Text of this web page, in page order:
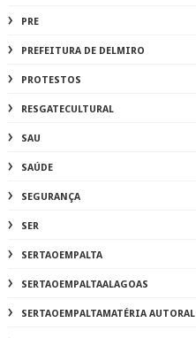
PRE
PREFEITURA DE DELMIRO
PROTESTOS
RESGATECULTURAL
SAU
SAÚDE
SEGURANÇA
SER
SERTAOEMPALTA
SERTAOEMPALTAALAGOAS
SERTAOEMPALTAMATÉRIA AUTORAL